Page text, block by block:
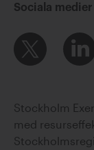
Sociala medier
Stockholm
med